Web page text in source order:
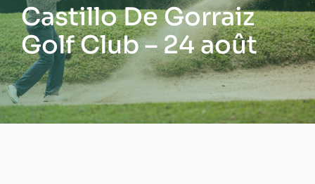
Castillo De Gorraiz
Golf Club – 24 août